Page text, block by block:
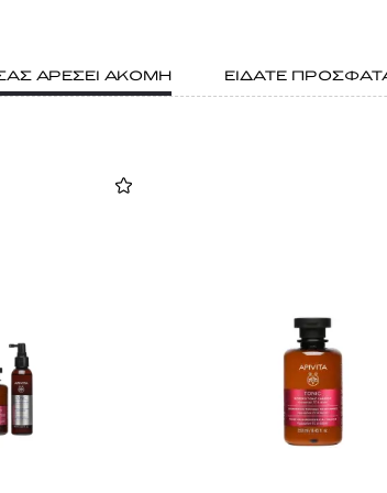
ΑΡΕΣΕΙ ΑΚΟΜΗ ΕΙΔΑΤΕ